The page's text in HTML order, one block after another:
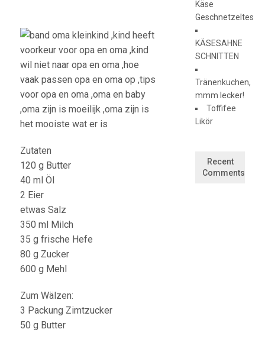
Zutaten
120 g Butter
40 ml Öl
2 Eier
etwas Salz
350 ml Milch
35 g frische Hefe
80 g Zucker
600 g Mehl
Zum Wälzen:
3 Packung Zimtzucker
50 g Butter
Käse
Geschnetzeltes
KÄSESAHNE
SCHNITTEN
Tränenkuchen,
mmm lecker!
Toffifee
Likör
Recent
Comments